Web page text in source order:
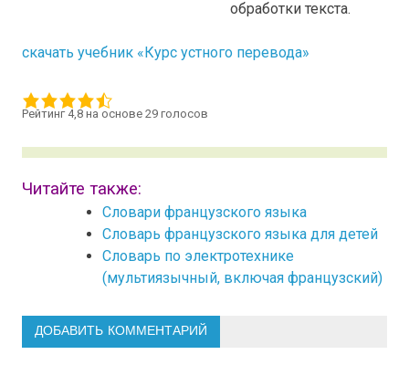
обработки текста.
скачать учебник «Курс устного перевода»
Рейтинг 4,8 на основе 29 голосов
Читайте также:
Словари французского языка
Словарь французского языка для детей
Словарь по электротехнике
(мультиязычный, включая французский)
ДОБАВИТЬ КОММЕНТАРИЙ